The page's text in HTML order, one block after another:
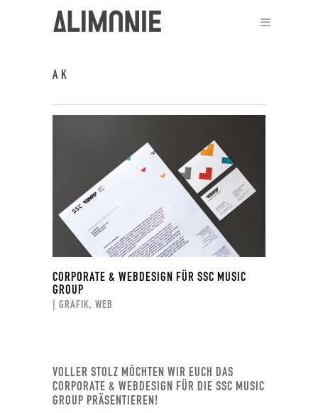
A
A K
CORPORATE & WEBDESIGN FÜR SSC MUSIC
GROUP
| GRAFIK, WEB
VOLLER STOLZ MÖCHTEN WIR EUCH DAS
CORPORATE & WEBDESIGN FÜR DIE SSC MUSIC
GROUP PRÄSENTIEREN!